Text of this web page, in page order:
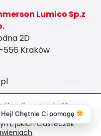
Lumico Sp.z
2D
556 Kraków
najlepszą jakość
jakich ciasteczek
.
Hej! Chętnie Ci pomogę